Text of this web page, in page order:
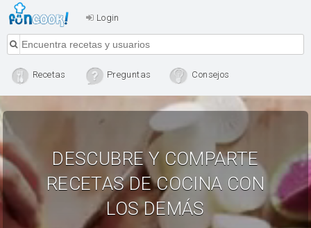
Login
Recetas Preguntas Consejos
DESCUBRE Y COMPARTE
RECETAS DE COCINA CON
LOS DEMÁS